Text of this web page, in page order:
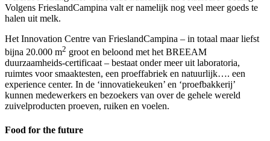
Volgens FrieslandCampina valt er namelijk nog veel meer goeds te
halen uit melk.
Het Innovation Centre van FrieslandCampina – in totaal maar liefst
bijna 20.000 m2 groot en beloond met het BREEAM
duurzaamheids-certificaat – bestaat onder meer uit laboratoria,
ruimtes voor smaaktesten, een proeffabriek en natuurlijk…. een
experience center. In de ‘innovatiekeuken’ en ‘proefbakkerij’
kunnen medewerkers en bezoekers van over de gehele wereld
zuivelproducten proeven, ruiken en voelen.
Food for the future